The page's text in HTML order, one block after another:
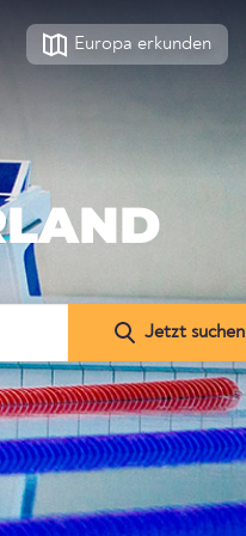
Europa erkunden
Jetzt suchen